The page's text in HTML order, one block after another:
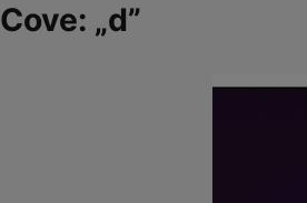
Cove: „d”